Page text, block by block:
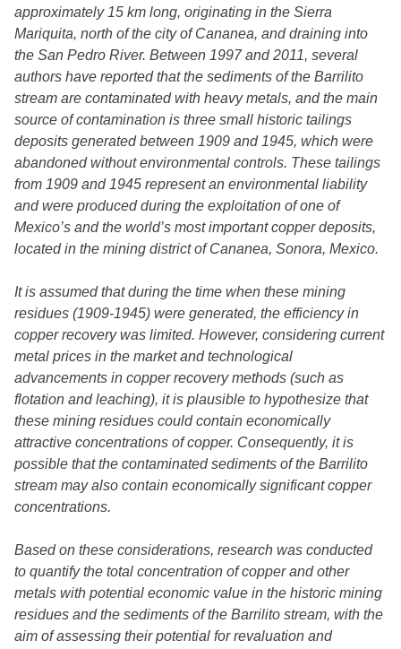
approximately 15 km long, originating in the Sierra
Mariquita, north of the city of Cananea, and draining into
the San Pedro River. Between 1997 and 2011, several
authors have reported that the sediments of the Barrilito
stream are contaminated with heavy metals, and the main
source of contamination is three small historic tailings
deposits generated between 1909 and 1945, which were
abandoned without environmental controls. These tailings
from 1909 and 1945 represent an environmental liability
and were produced during the exploitation of one of
Mexico’s and the world’s most important copper deposits,
located in the mining district of Cananea, Sonora, Mexico.
It is assumed that during the time when these mining
residues (1909-1945) were generated, the efficiency in
copper recovery was limited. However, considering current
metal prices in the market and technological
advancements in copper recovery methods (such as
flotation and leaching), it is plausible to hypothesize that
these mining residues could contain economically
attractive concentrations of copper. Consequently, it is
possible that the contaminated sediments of the Barrilito
stream may also contain economically significant copper
concentrations.
Based on these considerations, research was conducted
to quantify the total concentration of copper and other
metals with potential economic value in the historic mining
residues and the sediments of the Barrilito stream, with the
aim of assessing their potential for revaluation and